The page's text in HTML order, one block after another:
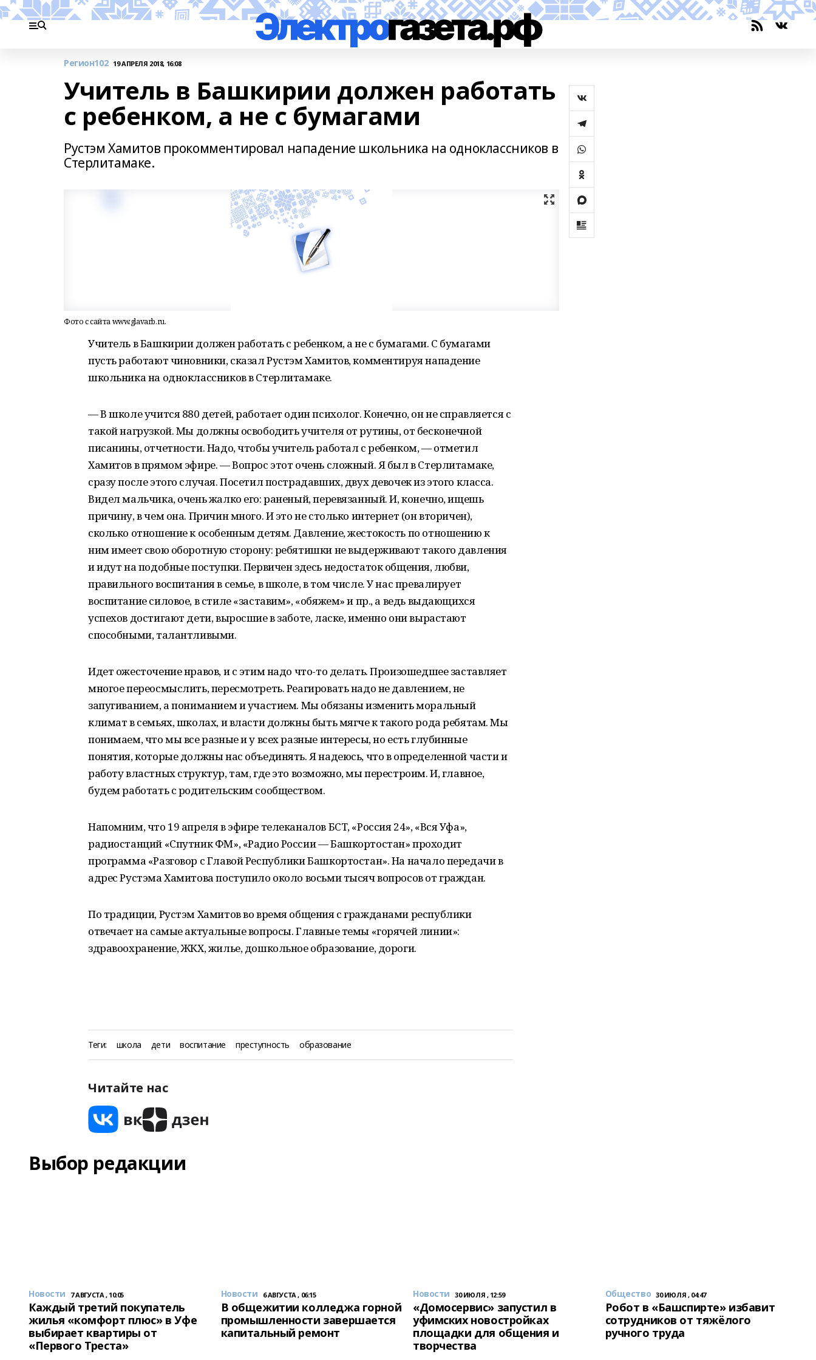
Регион102 19 АПРЕЛЯ 2018, 16:08
Учитель в Башкирии должен работать
с ребенком, а не с бумагами
Рустэм Хамитов прокомментировал нападение школьника на одноклассников в
Стерлитамаке.
Фото с сайта www.glavarb.ru.
Учитель в Башкирии должен работать с ребенком, а не с бумагами. С бумагами
пусть работают чиновники, сказал Рустэм Хамитов, комментируя нападение
школьника на одноклассников в Стерлитамаке.
— В школе учится 880 детей, работает один психолог. Конечно, он не справляется с
такой нагрузкой. Мы должны освободить учителя от рутины, от бесконечной
писанины, отчетности. Надо, чтобы учитель работал с ребенком, — отметил
Хамитов в прямом эфире. — Вопрос этот очень сложный. Я был в Стерлитамаке,
сразу после этого случая. Посетил пострадавших, двух девочек из этого класса.
Видел мальчика, очень жалко его: раненый, перевязанный. И, конечно, ищешь
причину, в чем она. Причин много. И это не столько интернет (он вторичен),
сколько отношение к особенным детям. Давление, жестокость по отношению к
ним имеет свою оборотную сторону: ребятишки не выдерживают такого давления
и идут на подобные поступки. Первичен здесь недостаток общения, любви,
правильного воспитания в семье, в школе, в том числе. У нас превалирует
воспитание силовое, в стиле «заставим», «обяжем» и пр., а ведь выдающихся
успехов достигают дети, выросшие в заботе, ласке, именно они вырастают
способными, талантливыми.
Идет ожесточение нравов, и с этим надо что-то делать. Произошедшее заставляет
многое переосмыслить, пересмотреть. Реагировать надо не давлением, не
запугиванием, а пониманием и участием. Мы обязаны изменить моральный
климат в семьях, школах, и власти должны быть мягче к такого рода ребятам. Мы
понимаем, что мы все разные и у всех разные интересы, но есть глубинные
понятия, которые должны нас объединять. Я надеюсь, что в определенной части и
работу властных структур, там, где это возможно, мы перестроим. И, главное,
будем работать с родительским сообществом.
Напомним, что 19 апреля в эфире телеканалов БСТ, «Россия 24», «Вся Уфа»,
радиостанций «Спутник ФМ», «Радио России — Башкортостан» проходит
программа «Разговор с Главой Республики Башкортостан». На начало передачи в
адрес Рустэма Хамитова поступило около восьми тысяч вопросов от граждан.
По традиции, Рустэм Хамитов во время общения с гражданами республики
отвечает на самые актуальные вопросы. Главные темы «горячей линии»:
здравоохранение, ЖКХ, жилье, дошкольное образование, дороги.
Теги: школа дети воспитание преступность образование
Читайте нас
Выбор редакции
Новости 7 АВГУСТА , 10:05
Каждый третий покупатель
жилья «комфорт плюс» в Уфе
выбирает квартиры от
«Первого Треста»
Новости 6 АВГУСТА , 06:15
В общежитии колледжа горной
промышленности завершается
капитальный ремонт
Новости 30 ИЮЛЯ , 12:59
«Домосервис» запустил в
уфимских новостройках
площадки для общения и
творчества
Общество 30 ИЮЛЯ , 04:47
Робот в «Башспирте» избавит
сотрудников от тяжёлого
ручного труда